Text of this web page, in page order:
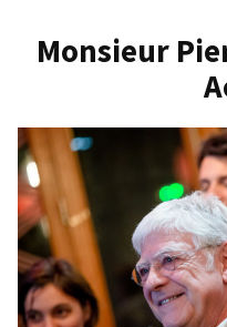
Monsieur